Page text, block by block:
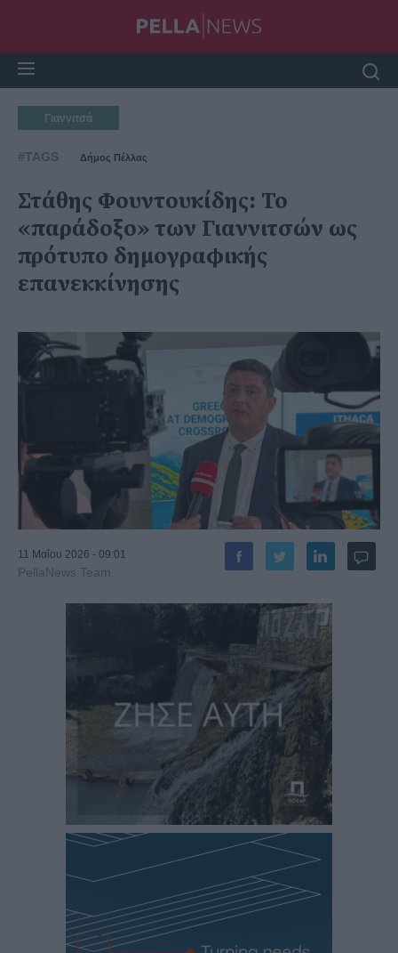
Γιαννιτσά
#TAGS Δήμος Πέλλας
Στάθης Φουντουκίδης: Το
«παράδοξο» των Γιαννιτσών ως
πρότυπο δημογραφικής
επανεκκίνησης
11 Μαΐου 2026 - 09:01
PellaNews Team